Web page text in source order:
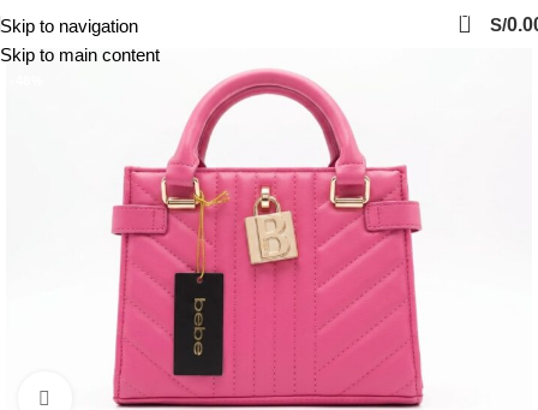
Skip to navigation
Skip to main content
0
S/
Click to enlarge